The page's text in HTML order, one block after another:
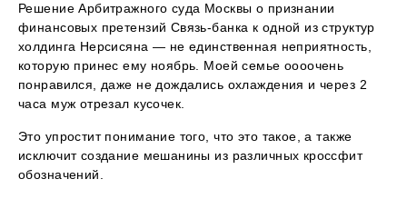
Решение Арбитражного суда Москвы о признании
финансовых претензий Связь-банка к одной из структур
холдинга Нерсисяна — не единственная неприятность,
которую принес ему ноябрь. Моей семье оооочень
понравился, даже не дождались охлаждения и через 2
часа муж отрезал кусочек.
Это упростит понимание того, что это такое, а также
исключит создание мешанины из различных кроссфит
обозначений.